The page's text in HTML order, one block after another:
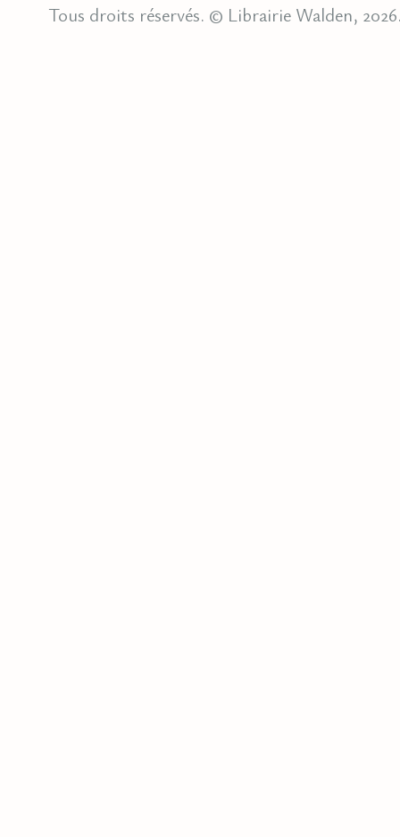
Tous droits réservés. © Librairie Walden,